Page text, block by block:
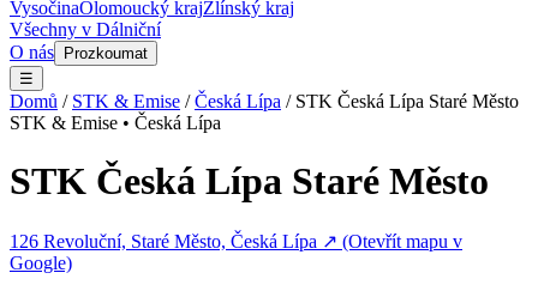
VysočinaOlomoucký krajZlínský kraj
Všechny v Dálniční
O nás
Prozkoumat
☰
Domů / STK & Emise /Česká Lípa / STK Česká Lípa Staré Město
STK & Emise • Česká Lípa
STK Česká Lípa Staré Město
126 Revoluční, Staré Město, Česká Lípa ↗ (Otevřít mapu v
Google)